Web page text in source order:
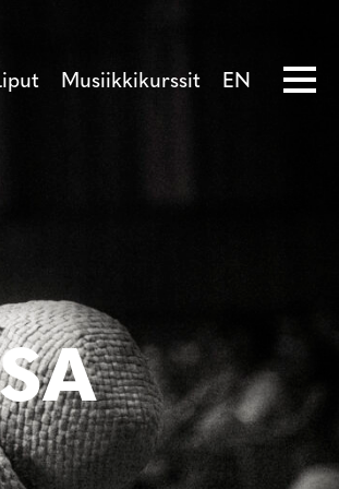
Musiikkikurssit EN